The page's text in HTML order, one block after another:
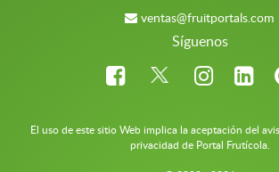
ventas@fruitportals.com
Síguenos
El uso de este sitio Web implica la aceptación del
privacidad de Portal Frutícola.